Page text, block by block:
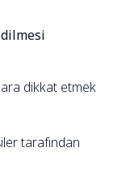
dikkat etmek
tarafından